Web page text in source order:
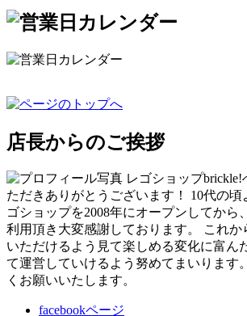
店長からのご挨拶
レゴショップ
ただきありがとうございます！ 10代の頃
ゴショップを2008年にオープンしてから
利用頂き大変感謝しております。 これか
いただけるよう見て楽しめる変化に富ん
て運営していけるよう努めてまいります
くお願いいたします。
facebookページ